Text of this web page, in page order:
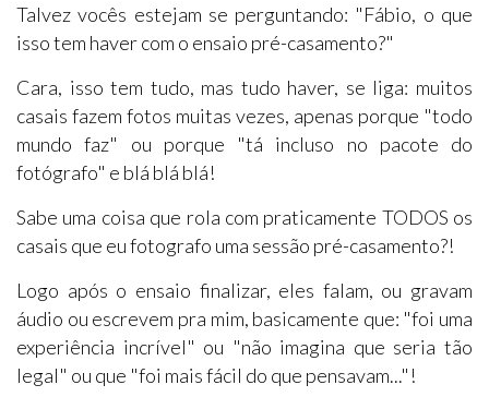
Talvez vocês estejam se perguntando: "Fábio, o que
isso tem haver com o ensaio pré-casamento?"
Cara, isso tem tudo, mas tudo haver, se liga: muitos
casais fazem fotos muitas vezes, apenas porque "todo
mundo faz" ou porque "tá incluso no pacote do
fotógrafo" e blá blá blá!
Sabe uma coisa que rola com praticamente TODOS os
casais que eu fotografo uma sessão pré-casamento?!
Logo após o ensaio finalizar, eles falam, ou gravam
áudio ou escrevem pra mim, basicamente que: "foi uma
experiência incrível" ou "não imagina que seria tão
legal" ou que "foi mais fácil do que pensavam..."!